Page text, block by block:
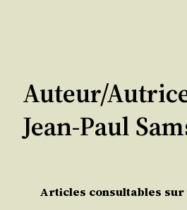
Auteur/
Jean-Paul
Articles consultables sur